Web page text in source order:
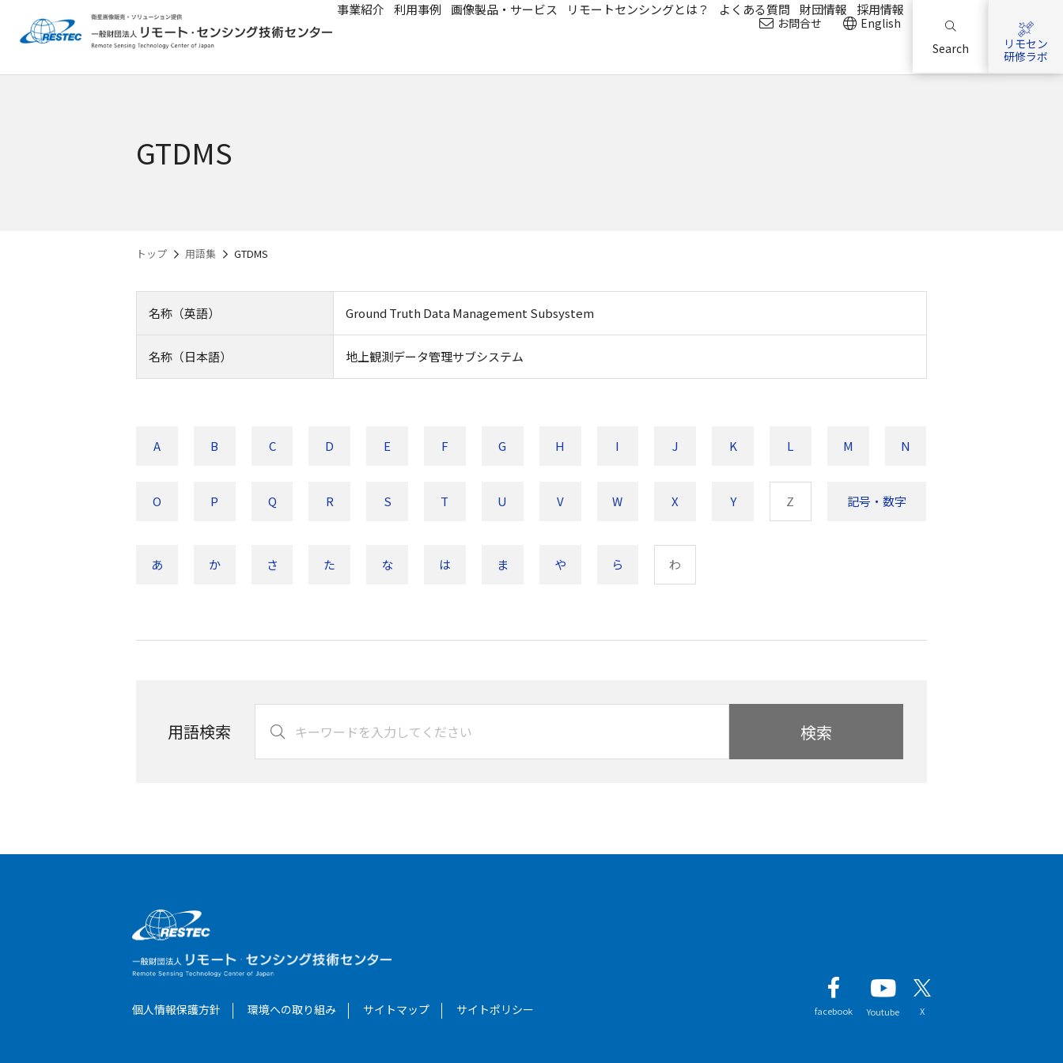
お問合せ English
事業紹介 利用事例 画像製品・サービス リモートセンシングとは？ よくある質問 財団情報 採用情報
Search
リモセン
研修ラボ
GTDMS
トップ 用語集 GTDMS
名称（英語） Ground Truth Data Management Subsystem
名称（日本語） 地上観測データ管理サブシステム
A B C D E F G H I J K L M N
O P Q R S T U V W X Y Z 記号・数字
あ か さ た な は ま や ら わ
用語検索 検索
個人情報保護方針 環境への取り組み サイトマップ サイトポリシー facebook Youtube X